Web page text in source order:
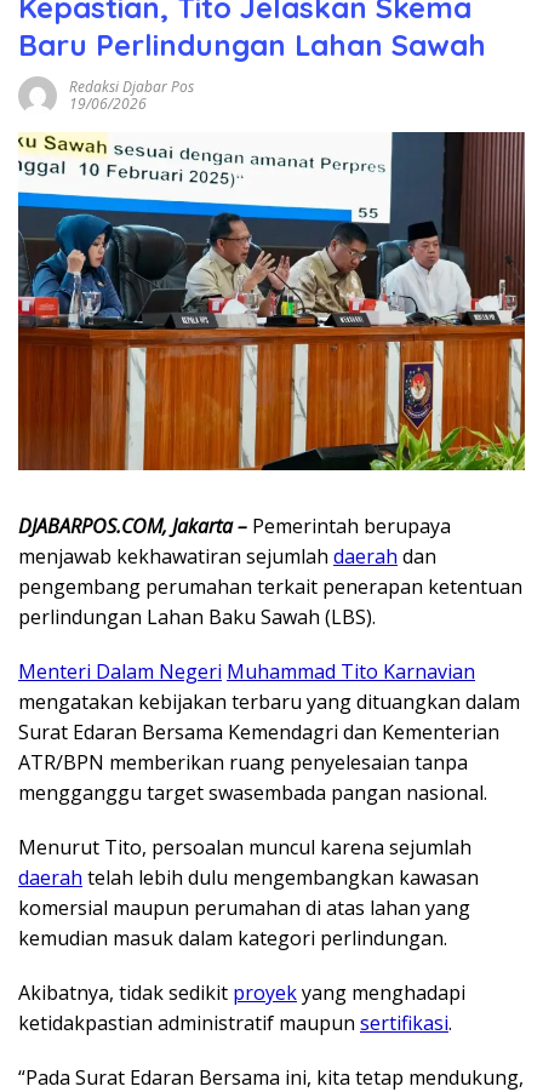
Kepastian, Tito Jelaskan Skema
Baru Perlindungan Lahan Sawah
Redaksi Djabar Pos
19/06/2026
DJABARPOS.COM, Jakarta – Pemerintah berupaya
menjawab kekhawatiran sejumlah daerah dan
pengembang perumahan terkait penerapan ketentuan
perlindungan Lahan Baku Sawah (LBS).
Menteri Dalam Negeri Muhammad Tito Karnavian
mengatakan kebijakan terbaru yang dituangkan dalam
Surat Edaran Bersama Kemendagri dan Kementerian
ATR/BPN memberikan ruang penyelesaian tanpa
mengganggu target swasembada pangan nasional.
Menurut Tito, persoalan muncul karena sejumlah
daerah telah lebih dulu mengembangkan kawasan
komersial maupun perumahan di atas lahan yang
kemudian masuk dalam kategori perlindungan.
Akibatnya, tidak sedikit proyekyang menghadapi
ketidakpastian administratif maupun sertifikasi.
“Pada Surat Edaran Bersama ini, kita tetap mendukung,